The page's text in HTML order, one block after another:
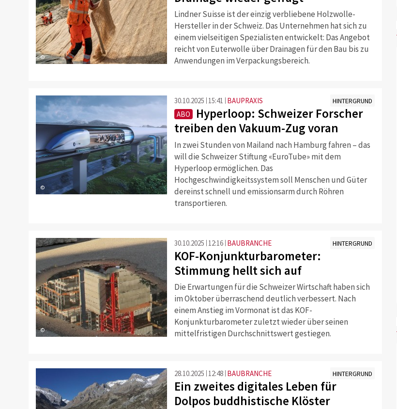
©
Lindner Suisse ist der einzig verbliebene Holzwolle-
Hersteller in der Schweiz. Das Unternehmen hat sich zu
einem vielseitigen Spezialisten entwickelt: Das Angebot
reicht von Euterwolle über Drainagen für den Bau bis zu
Anwendungen im Verpackungsbereich.
©
30.10.2025 15:41 BAUPRAXIS HINTERGRUND
ABO
Hyperloop: Schweizer Forscher
treiben den Vakuum-Zug voran
In zwei Stunden von Mailand nach Hamburg fahren – das
will die Schweizer Stiftung «EuroTube» mit dem
Hyperloop ermöglichen. Das
Hochgeschwindigkeitssystem soll Menschen und Güter
dereinst schnell und emissionsarm durch Röhren
transportieren.
©
30.10.2025 12:16 BAUBRANCHE HINTERGRUND
KOF-Konjunkturbarometer:
Stimmung hellt sich auf
Die Erwartungen für die Schweizer Wirtschaft haben sich
im Oktober überraschend deutlich verbessert. Nach
einem Anstieg im Vormonat ist das KOF-
Konjunkturbarometer zuletzt wieder über seinen
mittelfristigen Durchschnittswert gestiegen.
28.10.2025 12:48 BAUBRANCHE HINTERGRUND
Ein zweites digitales Leben für
Dolpos buddhistische Klöster